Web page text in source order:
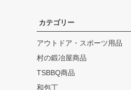
カテゴリー
アウトドア・スポーツ用品
村の鍛冶屋商品
TSBBQ商品
和包丁